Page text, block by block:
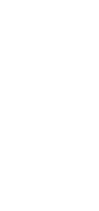
alquiler de la
horas
vacaciones en
(a menos de 5